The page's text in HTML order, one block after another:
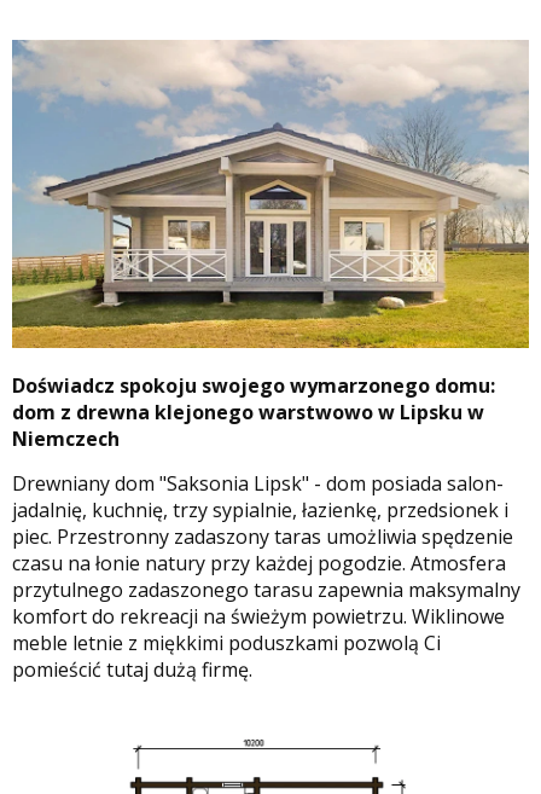
Doświadcz spokoju swojego wymarzonego domu:
dom z drewna klejonego warstwowo w Lipsku w
Niemczech
Drewniany dom "Saksonia Lipsk" - dom posiada salon-
jadalnię, kuchnię, trzy sypialnie, łazienkę, przedsionek i
piec. Przestronny zadaszony taras umożliwia spędzenie
czasu na łonie natury przy każdej pogodzie. Atmosfera
przytulnego zadaszonego tarasu zapewnia maksymalny
komfort do rekreacji na świeżym powietrzu. Wiklinowe
meble letnie z miękkimi poduszkami pozwolą Ci
pomieścić tutaj dużą firmę.